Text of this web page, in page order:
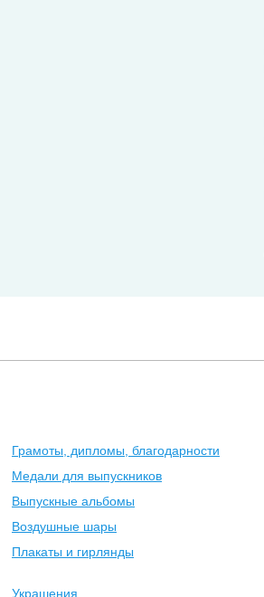
Грамоты, дипломы, благодарности
Медали для выпускников
Выпускные альбомы
Воздушные шары
Плакаты и гирлянды
Украшения